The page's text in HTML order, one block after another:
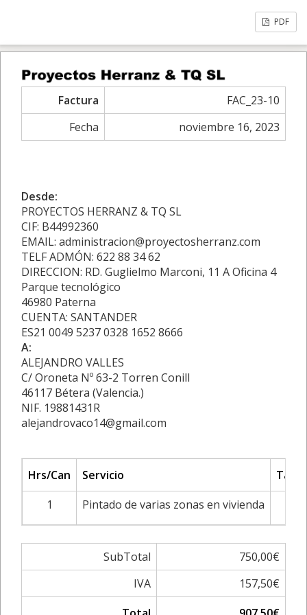
PDF
Factura
FAC_23-10
Fecha
noviembre 16, 2023
Desde:
PROYECTOS HERRANZ & TQ SL
CIF: B44992360
EMAIL: administracion@proyectosherranz.com
TELF ADMÓN: 622 88 34 62
DIRECCION: RD. Guglielmo Marconi, 11 A Oficina 4
Parque tecnológico
46980 Paterna
CUENTA: SANTANDER
ES21 0049 5237 0328 1652 8666
A:
ALEJANDRO VALLES
C/ Oroneta Nº 63-2 Torren Conill
46117 Bétera (Valencia.)
NIF. 19881431R
alejandrovaco14@gmail.com
Hrs/Can Servicio
1
Pintado de varias zonas en vivienda
SubTotal
750,00€
IVA
157,50€